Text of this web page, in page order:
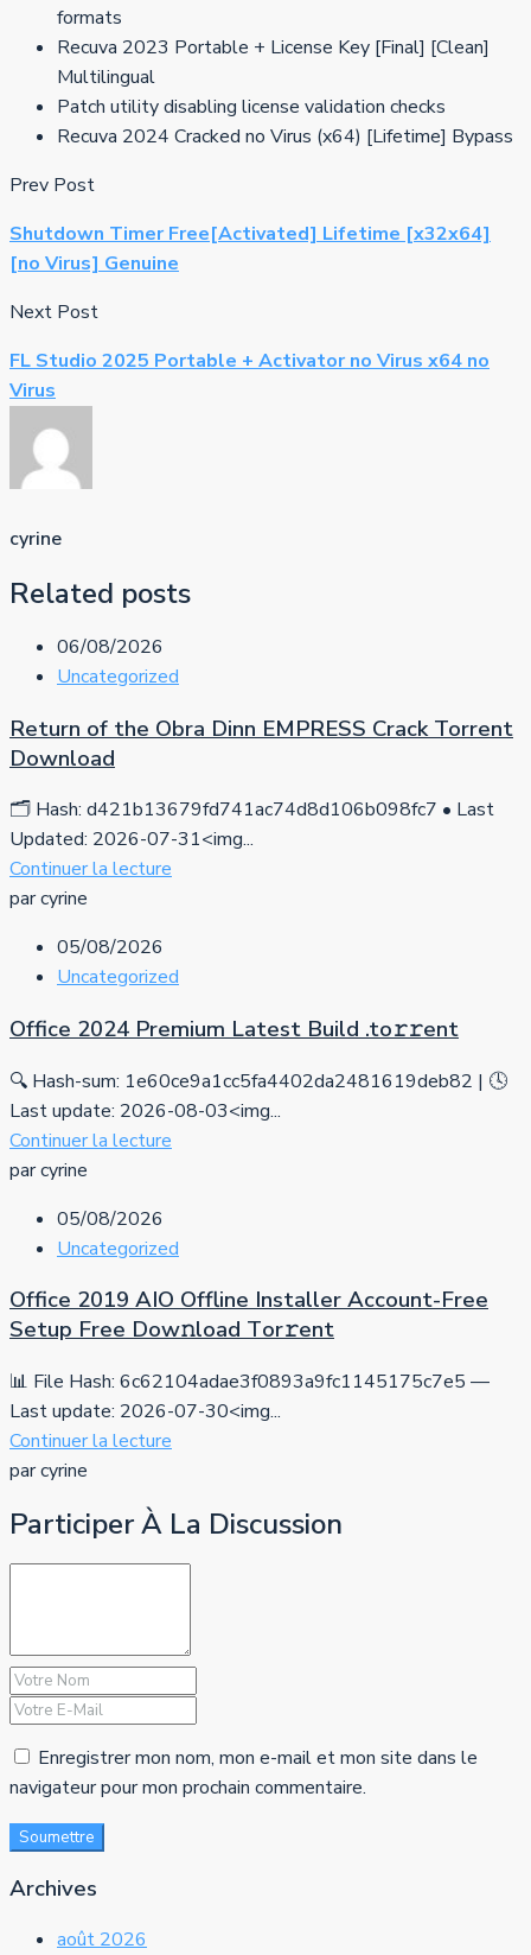
formats
Recuva 2023 Portable + License Key [Final] [Clean]
Multilingual
Patch utility disabling license validation checks
Recuva 2024 Cracked no Virus (x64) [Lifetime] Bypass
Prev Post
Shutdown Timer Free[Activated] Lifetime [x32x64]
[no Virus] Genuine
Next Post
FL Studio 2025 Portable + Activator no Virus x64 no
Virus
cyrine
Related posts
06/08/2026
Uncategorized
Return of the Obra Dinn EMPRESS Crack Torrent
Download
🗂 Hash: d421b13679fd741ac74d8d106b098fc7 • Last
Updated: 2026-07-31<img...
Continuer la lecture
par cyrine
05/08/2026
Uncategorized
Office 2024 Premium Latest Build .tо𝚛𝚛еnt
🔍 Hash-sum: 1e60ce9a1cc5fa4402da2481619deb82 | 🕓
Last update: 2026-08-03<img...
Continuer la lecture
par cyrine
05/08/2026
Uncategorized
Office 2019 AIO Offline Installer Account-Free
Setup Frее Dow𝚗load Tоr𝚛ent
📊 File Hash: 6c62104adae3f0893a9fc1145175c7e5 —
Last update: 2026-07-30<img...
Continuer la lecture
par cyrine
Participer À La Discussion
Enregistrer mon nom, mon e-mail et mon site dans le
navigateur pour mon prochain commentaire.
Soumettre
Archives
août 2026